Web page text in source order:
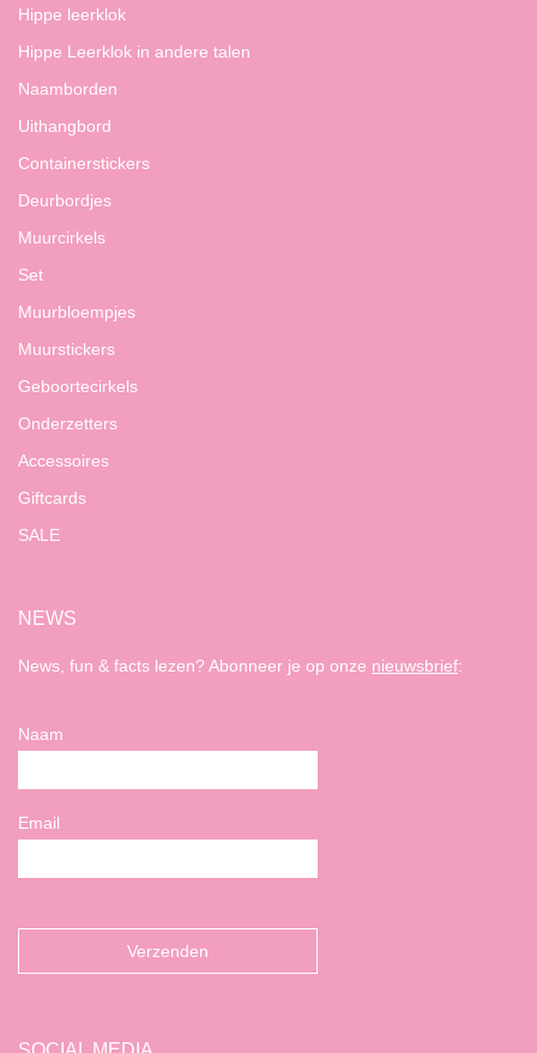
Hippe leerklok
Hippe Leerklok in andere talen
Naamborden
Uithangbord
Containerstickers
Deurbordjes
Muurcirkels
Set
Muurbloempjes
Muurstickers
Geboortecirkels
Onderzetters
Accessoires
Giftcards
SALE
NEWS
News, fun & facts lezen? Abonneer je op onze nieuwsbrief:
Naam
Email